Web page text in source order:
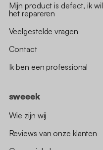
Mijn product is defect, ik wil
het repareren
Veelgestelde vragen
Contact
Ik ben een professional
sweeek
Wie zijn wij
Reviews van onze klanten